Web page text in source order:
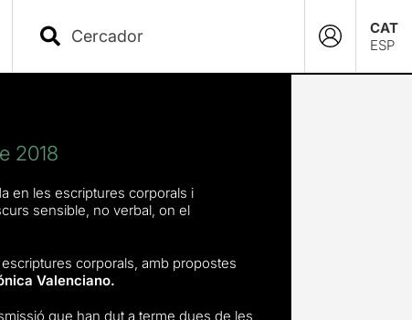
CAT
ESP
2018
en les escriptures corporals i
sensible, no verbal, on el
corporals, amb propostes
Valenciano.
que han dut a terme dues de les